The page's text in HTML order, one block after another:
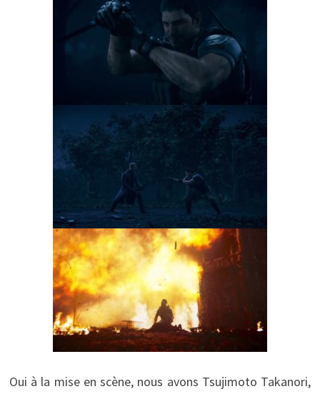
Oui à la mise en scène, nous avons Tsujimoto Takanori,